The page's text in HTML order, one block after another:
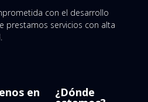
con el desarrollo
prestamos servicios con alta
en ¿Dónde